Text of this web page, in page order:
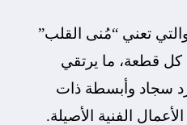
تعني “مُنى القلب”
كل قطعة، ما يرتقي
سجاد وأبسطة ذات
الفنية الأصيلة.